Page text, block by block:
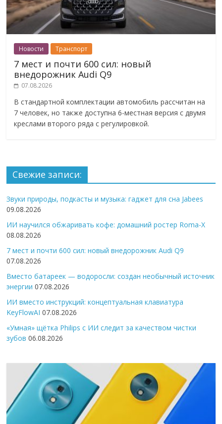
Новости Транспорт
7 мест и почти 600 сил: новый
внедорожник Audi Q9
07.08.2026
В стандартной комплектации автомобиль рассчитан на
7 человек, но также доступна 6-местная версия с двумя
креслами второго ряда с регулировкой.
Свежие записи:
Звуки природы, подкасты и музыка: гаджет для сна Jabees
09.08.2026
ИИ научился обжаривать кофе: домашний ростер Roma-X
08.08.2026
7 мест и почти 600 сил: новый внедорожник Audi Q9
07.08.2026
Вместо батареек — водоросли: создан необычный источник
энергии 07.08.2026
ИИ вместо инструкций: концептуальная клавиатура
KeyFlowAI 07.08.2026
«Умная» щётка Philips с ИИ следит за качеством чистки
зубов 06.08.2026